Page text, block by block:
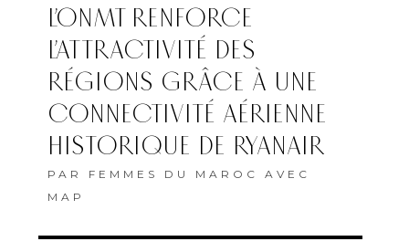
L’ONMT RENFORCE
L’ATTRACTIVITÉ DES
RÉGIONS GRÂCE À UNE
CONNECTIVITÉ AÉRIENNE
HISTORIQUE DE RYANAIR
PAR FEMMES DU MAROC AVEC
MAP